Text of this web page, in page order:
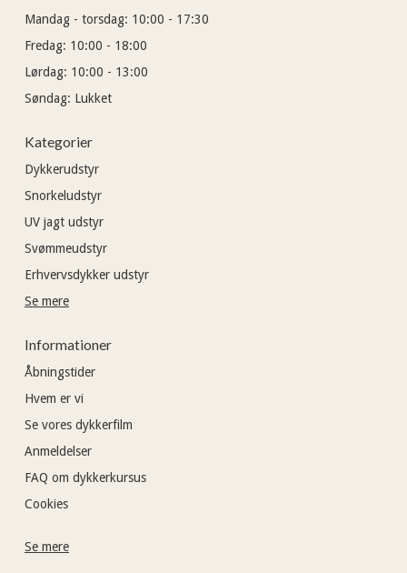
Mandag - torsdag: 10:00 - 17:30
Fredag: 10:00 - 18:00
Lørdag: 10:00 - 13:00
Søndag: Lukket
Kategorier
Dykkerudstyr
Snorkeludstyr
UV jagt udstyr
Svømmeudstyr
Erhvervsdykker udstyr
Se mere
Informationer
Åbningstider
Hvem er vi
Se vores dykkerfilm
Anmeldelser
FAQ om dykkerkursus
Cookies
Se mere